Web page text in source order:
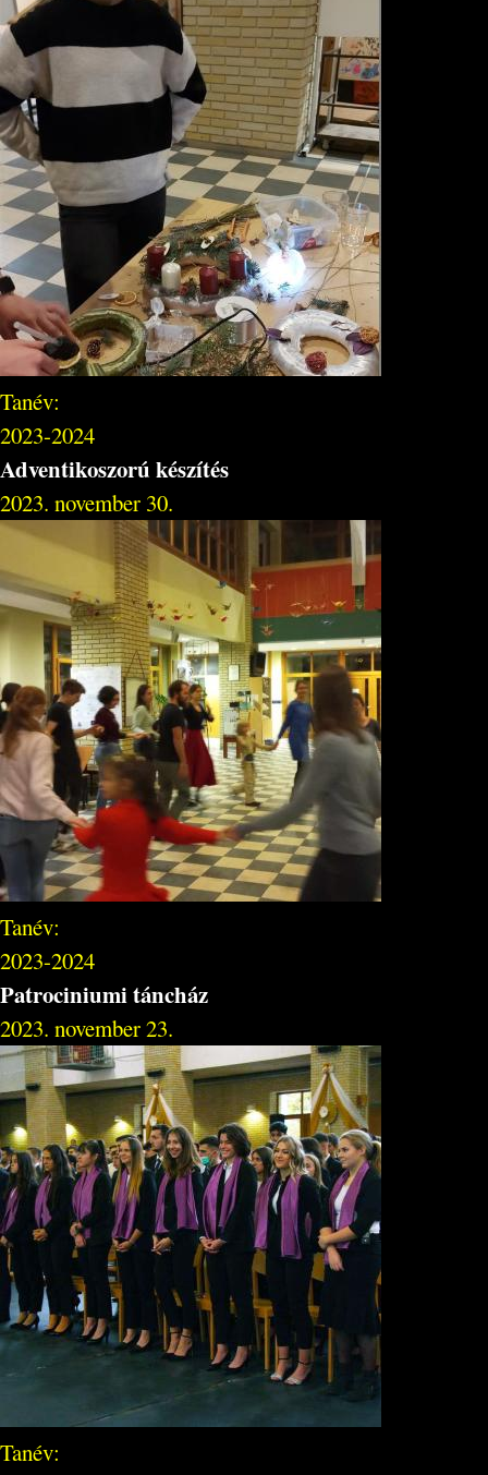
Tanév:
2023-2024
Adventikoszorú készítés
2023. november 30.
Tanév:
2023-2024
Patrociniumi táncház
2023. november 23.
Tanév: